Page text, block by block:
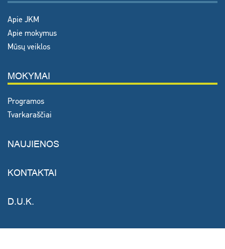
Apie JKM
Apie mokymus
Mūsų veiklos
MOKYMAI
Programos
Tvarkaraščiai
NAUJIENOS
KONTAKTAI
D.U.K.